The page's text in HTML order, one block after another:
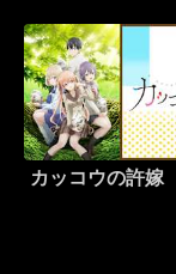
カッコウの許嫁